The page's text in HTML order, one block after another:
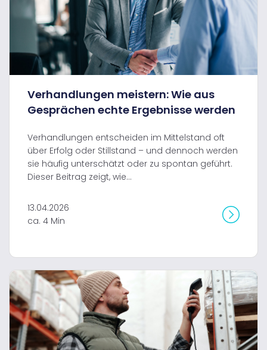
Verhandlungen meistern: Wie aus
Gesprächen echte Ergebnisse werden
Verhandlungen entscheiden im Mittelstand oft
über Erfolg oder Stillstand – und dennoch werden
sie häufig unterschätzt oder zu spontan geführt.
Dieser Beitrag zeigt, wie...
13.04.2026
ca. 4 Min